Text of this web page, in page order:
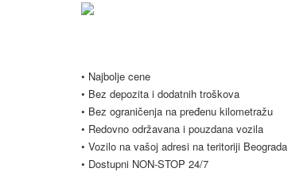
• Najbolje cene
• Bez depozita i dodatnih troškova
• Bez ograničenja na pređenu kilometražu
• Redovno održavana i pouzdana vozila
• Vozilo na vašoj adresi na teritoriji Beograda
• Dostupni NON-STOP 24/7